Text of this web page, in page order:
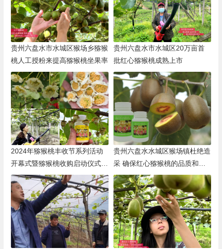
贵州六盘水市水城区猴场乡猕猴
桃人工授粉来提高猕猴桃坐果率
贵州六盘水市水城区20万亩首
批红心猕猴桃成熟上市
2024年猕猴桃丰收节系列活动
开幕式暨猕猴桃收购启动仪式在
猴场乡大塘猕猴桃广场举行
贵州六盘水水城区猴场镇杜绝造
采 确保红心猕猴桃的品质和产
量